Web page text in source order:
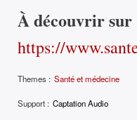
À découvrir sur
https://
Themes : Santé et médecine
Support : Captation Audio